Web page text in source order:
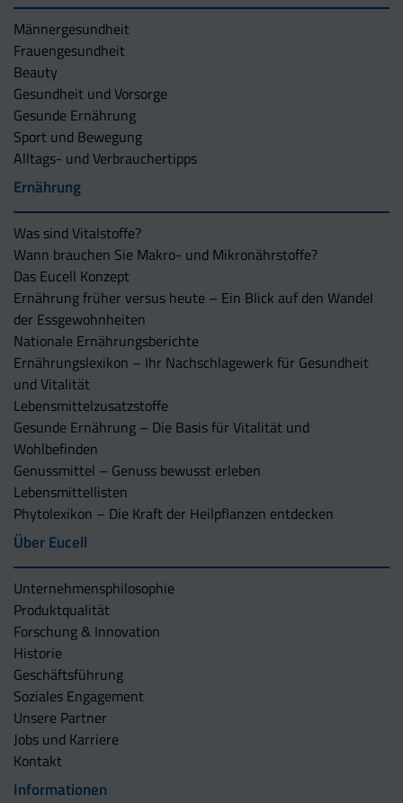
Männergesundheit
Frauengesundheit
Beauty
Gesundheit und Vorsorge
Gesunde Ernährung
Sport und Bewegung
Alltags- und Verbrauchertipps
Ernährung
Was sind Vitalstoffe?
Wann brauchen Sie Makro- und Mikronährstoffe?
Das Eucell Konzept
Ernährung früher versus heute – Ein Blick auf den Wandel
der Essgewohnheiten
Nationale Ernährungsberichte
Ernährungslexikon – Ihr Nachschlagewerk für Gesundheit
und Vitalität
Lebensmittelzusatzstoffe
Gesunde Ernährung – Die Basis für Vitalität und
Wohlbefinden
Genussmittel – Genuss bewusst erleben
Lebensmittellisten
Phytolexikon – Die Kraft der Heilpflanzen entdecken
Über Eucell
Unternehmens­philosophie
Produktqualität
Forschung & Innovation
Historie
Geschäftsführung
Soziales Engagement
Unsere Partner
Jobs und Karriere
Kontakt
Informationen